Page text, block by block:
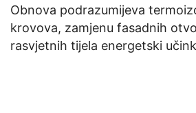
Obnova podrazumijeva
krovova, zamjenu fasadnih
rasvjetnih tijela energetski